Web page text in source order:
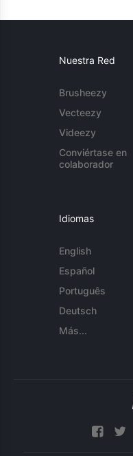
Nuestra Red
Brusheezy
Vecteezy
Videezy
Conviértase en
colaborador
Idiomas
English
Español
Português
Deutsch
Más...